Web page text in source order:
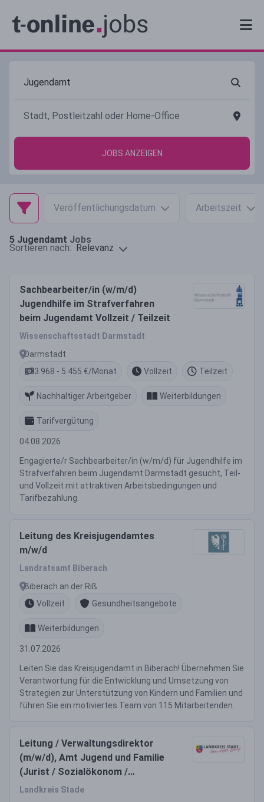
JOBS ANZEIGEN
Veröffentlichungsdatum Arbeitszeit
5 Jugendamt Jobs
Sortieren nach: Relevanz
Sachbearbeiter/in (w/m/d)
Jugendhilfe im Strafverfahren
beim Jugendamt Vollzeit / Teilzeit
Wissenschaftsstadt Darmstadt
Darmstadt
3.968 - 5.455 €/Monat
Vollzeit Teilzeit
Nachhaltiger Arbeitgeber Weiterbildungen
Tarifvergütung
04.08.2026
Engagierte/r Sachbearbeiter/in (w/m/d) für Jugendhilfe im
Strafverfahren beim Jugendamt Darmstadt gesucht, Teil-
und Vollzeit mit attraktiven Arbeitsbedingungen und
Tarifbezahlung.
Leitung des Kreisjugendamtes
m/w/d
Landratsamt Biberach
Biberach an der Riß
Vollzeit
Gesundheitsangebote
Weiterbildungen
31.07.2026
Leiten Sie das Kreisjugendamt in Biberach! Übernehmen Sie
Verantwortung für die Entwicklung und Umsetzung von
Strategien zur Unterstützung von Kindern und Familien und
führen Sie ein motiviertes Team von 115 Mitarbeitenden.
Leitung / Verwaltungsdirektor
(m/w/d), Amt Jugend und Familie
(Jurist / Sozialökonom /
Wirtschaftspsychologe /
Landkreis Stade